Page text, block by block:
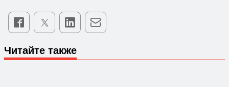
Читайте также